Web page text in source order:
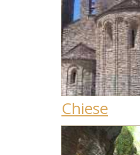
Chiese